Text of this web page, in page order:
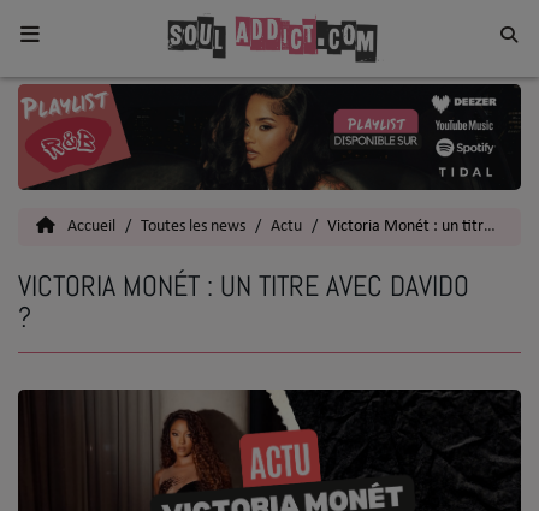
Home
Toutes les News
Actu
Interviews
Accueil Toutes les news Actu Victoria Monét : un titre avec Davido ?
VICTORIA MONÉT : UN TITRE AVEC DAVIDO
?